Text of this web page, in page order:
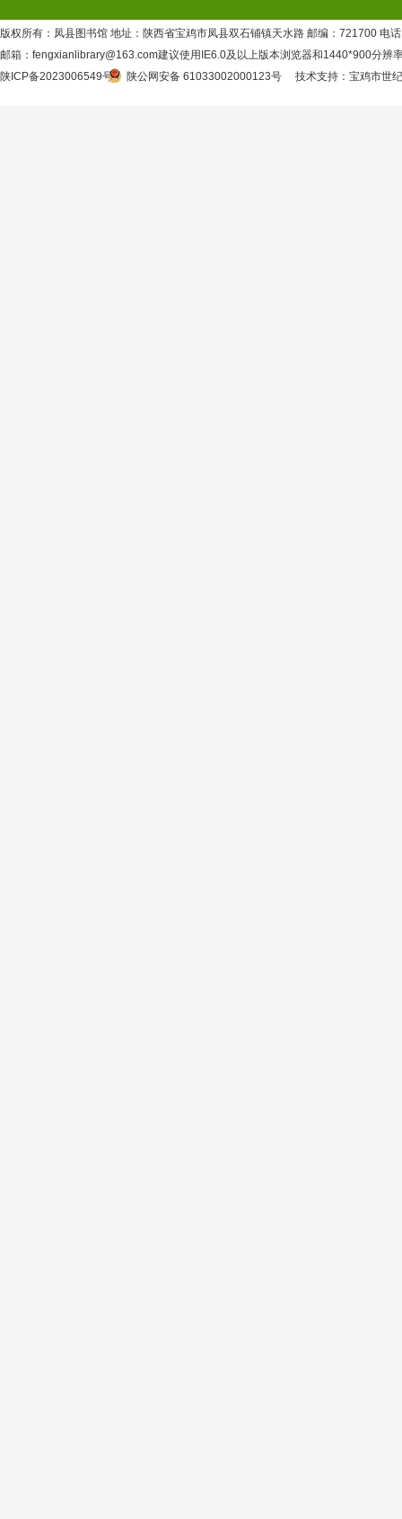
版权所有：凤县图书馆 地址：陕西省宝鸡市凤县双石铺镇天水路 邮编：721700 电
邮箱：fengxianlibrary@163.com建议使用IE6.0及以上版本浏览器和1440*900分辨
陕ICP备2023006549号
陕公网安备 61033002000123号 技术支持 ： 宝鸡市世